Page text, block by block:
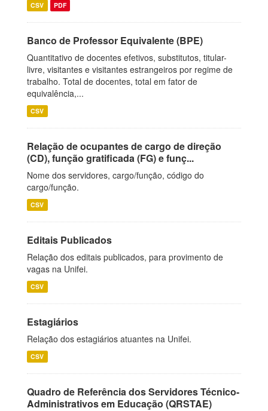
CSV PDF
Banco de Professor Equivalente (BPE)
Quantitativo de docentes efetivos, substitutos, titular-
livre, visitantes e visitantes estrangeiros por regime de
trabalho. Total de docentes, total em fator de
equivalência,...
CSV
Relação de ocupantes de cargo de direção
(CD), função gratificada (FG) e funç...
Nome dos servidores, cargo/função, código do
cargo/função.
CSV
Editais Publicados
Relação dos editais publicados, para provimento de
vagas na Unifei.
CSV
Estagiários
Relação dos estagiários atuantes na Unifei.
CSV
Quadro de Referência dos Servidores Técnico-
Administrativos em Educação (QRSTAE)